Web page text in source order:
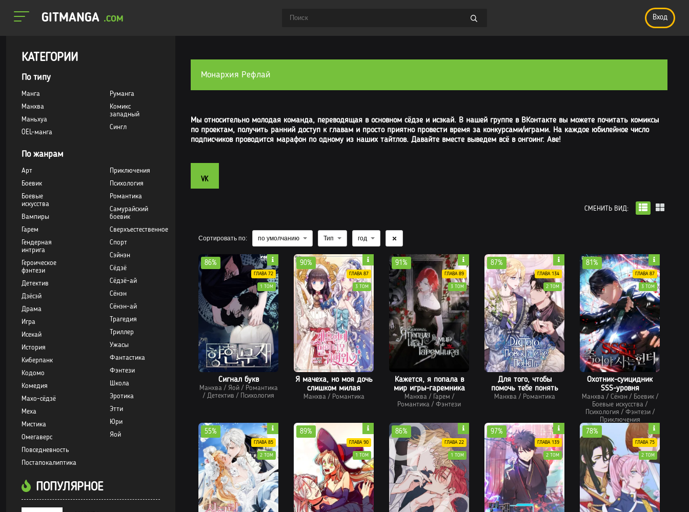
GITMANGA .COM Вход
Сортировать по: по умолчанию Тип год
Сигнал букв
Манхва/ Яой/ Романтика
/ Детектив / Психология
86%
ГЛАВА 72
1 ТОМ
Я мачеха, но моя дочь
слишком милая
Манхва/ Романтика
90%
ГЛАВА 87
3 ТОМ
Кажется, я попала в
мир игры-гаремника
Манхва/ Гарем /
Романтика / Фэнтези
91%
ГЛАВА 89
3 ТОМ
Для того, чтобы
помочь тебе понять
Манхва/ Романтика
87%
ГЛАВА 134
2 ТОМ
Охотник-суицидник
SSS-уровня
Манхва/ Сёнэн / Боевик/
Боевые искусства /
Психология / Фэнтези/
Приключения
81%
ГЛАВА 87
3 ТОМ
55%
ГЛАВА 85
2 ТОМ
89%
ГЛАВА 90
1 ТОМ
86%
ГЛАВА 22
1 ТОМ
97%
ГЛАВА 139
2 ТОМ
78%
ГЛАВА 75
2 ТОМ
СМЕНИТЬ ВИД:
VK
Мы относительно молодая команда, переводящая в основном сёдзе и исэкай. В нашей группе в ВКонтакте вы можете почитать комиксы
по проектам, получить ранний доступ к главам и просто приятно провести время за конкурсами/играми. На каждое юбилейное число
подписчиков проводится марафон по одному из наших тайтлов. Давайте вместе выведем всё в онгоинг. Аве!
Монархия Рефлай
КАТЕГОРИИ
По типу
Манга
Манхва
Маньхуа
OEL-манга
Руманга
Комикс
западный
Сингл
По жанрам
Арт
Боевик
Боевые
искусства
Вампиры
Гарем
Гендерная
интрига
Героическое
фэнтези
Детектив
Дзёсэй
Драма
Игра
Исекай
История
Киберпанк
Кодомо
Комедия
Махо-сёдзё
Меха
Мистика
Омегаверс
Повседневность
Постапокалиптика
Приключения
Психология
Романтика
Самурайский
боевик
Сверхъестественное
Спорт
Сэйнэн
Сёдзё
Сёдзё-ай
Сёнэн
Сёнэн-ай
Трагедия
Триллер
Ужасы
Фантастика
Фэнтези
Школа
Эротика
Этти
Юри
Яой
ПОПУЛЯРНОЕ